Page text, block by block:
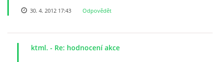
30. 4. 2012 17:43 Odpovědět
ktml. - Re: hodnocení akce